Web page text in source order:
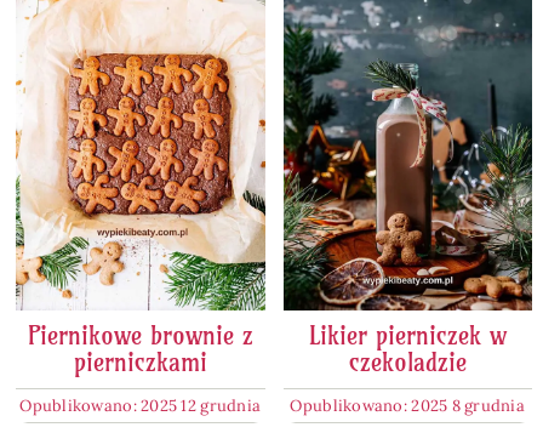
Piernikowe brownie z
pierniczkami
Opublikowano: 2025 12 grudnia
Likier pierniczek w
czekoladzie
Opublikowano: 2025 8 grudnia